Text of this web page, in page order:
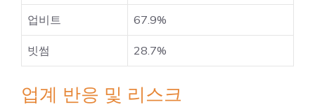
업비트 67.9%
빗썸 28.7%
업계 반응 및 리스크